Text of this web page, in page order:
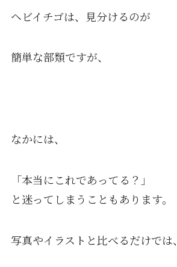
ヘビイチゴは、見分けるのが
簡単な部類ですが、
なかには、
「本当にこれであってる？」
と迷ってしまうこともあります。
写真やイラストと比べるだけでは、